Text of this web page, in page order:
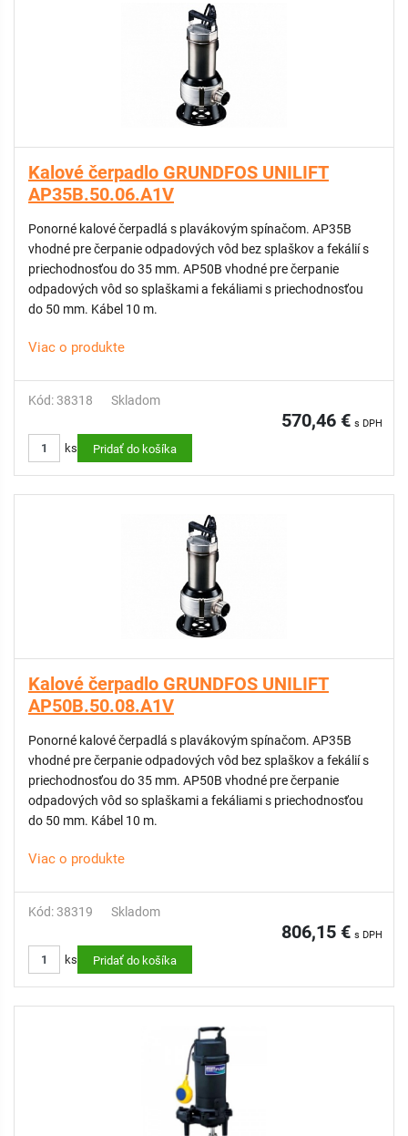
Kalové čerpadlo GRUNDFOS UNILIFT
AP35B.50.06.A1V
Ponorné kalové čerpadlá s plavákovým spínačom. AP35B
vhodné pre čerpanie odpadových vôd bez splaškov a fekálií s
priechodnosťou do 35 mm. AP50B vhodné pre čerpanie
odpadových vôd so splaškami a fekáliami s priechodnosťou
do 50 mm. Kábel 10 m.
Viac o produkte
Kód: 38318 Skladom
570,46 € s DPH
ks Pridať do košíka
Kalové čerpadlo GRUNDFOS UNILIFT
AP50B.50.08.A1V
Ponorné kalové čerpadlá s plavákovým spínačom. AP35B
vhodné pre čerpanie odpadových vôd bez splaškov a fekálií s
priechodnosťou do 35 mm. AP50B vhodné pre čerpanie
odpadových vôd so splaškami a fekáliami s priechodnosťou
do 50 mm. Kábel 10 m.
Viac o produkte
Kód: 38319 Skladom
806,15 € s DPH
ks Pridať do košíka